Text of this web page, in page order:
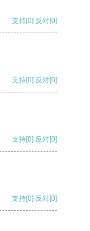
支持[0] 反对[0]
支持[0] 反对[0]
支持[0] 反对[0]
支持[0] 反对[0]